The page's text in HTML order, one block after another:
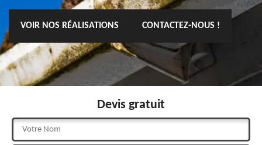
VOIR NOS RÉALISATIONS CONTACTEZ-NOUS !
Devis gratuit